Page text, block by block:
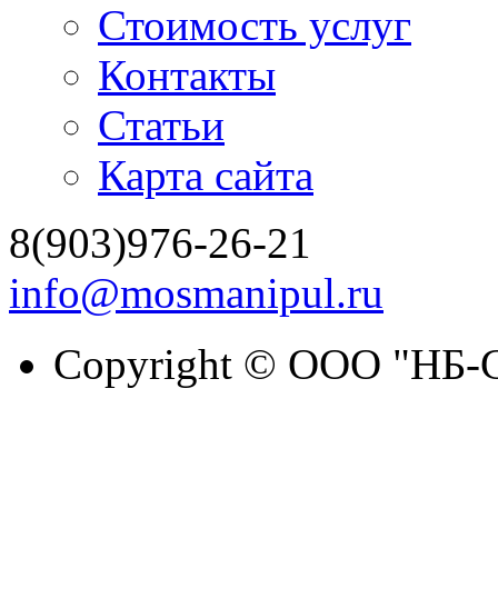
Стоимость услуг
Контакты
Статьи
Карта сайта
8(903)976-26-21
info@mosmanipul.ru
Copyright © ООО "НБ-